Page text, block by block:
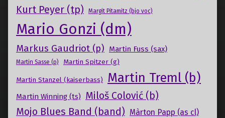
Kurt Peyer (tp) Margit Pitamitz (bjo voc)
Mario Gonzi (dm)
Markus Gaudriot (p) Martin Fuss (sax)
Martin Sasse (p) Martin Spitzer (g)
Martin Stanzel (kaiserbass) Martin Treml (b)
Martin Winning (ts) Miloš Colović (b)
Mojo Blues Band (band) Màrton Papp (as cl)